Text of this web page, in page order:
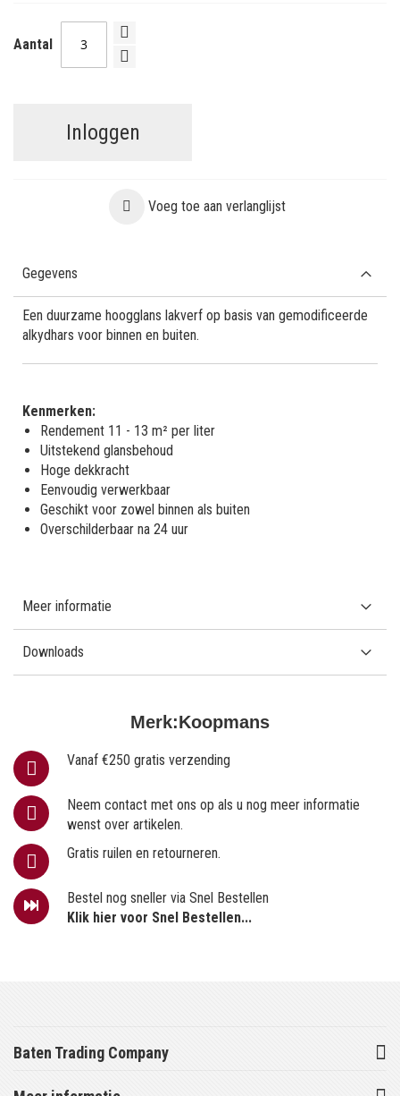
Aantal
Inloggen
Voeg toe aan verlanglijst
Merk:Koopmans
Vanaf €250 gratis verzending
Neem contact met ons op als u nog meer informatie
wenst over artikelen.
Gratis ruilen en retourneren.
Bestel nog sneller via Snel Bestellen
Klik hier voor Snel Bestellen...
Gegevens
Een duurzame hoogglans lakverf op basis van gemodificeerde
alkydhars voor binnen en buiten.
Kenmerken:
Rendement 11 - 13 m² per liter
Uitstekend glansbehoud
Hoge dekkracht
Eenvoudig verwerkbaar
Geschikt voor zowel binnen als buiten
Overschilderbaar na 24 uur
Meer informatie
Downloads
Baten Trading Company